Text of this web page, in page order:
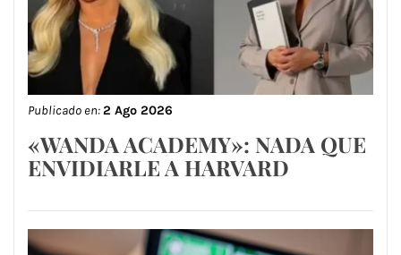
Publicado en:2 Ago 2026
«WANDA ACADEMY»: NADA QUE
ENVIDIARLE A HARVARD